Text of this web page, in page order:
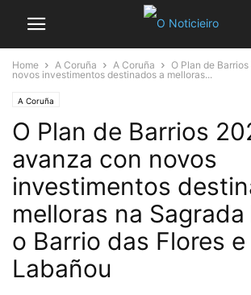
Home A Coruña A Coruña
O Plan de
novos investimentos destinados a melloras...
A Coruña
O Plan de Barrios
avanza con novos
investimentos
melloras na Sagrada
o Barrio das Flores e
Labañou